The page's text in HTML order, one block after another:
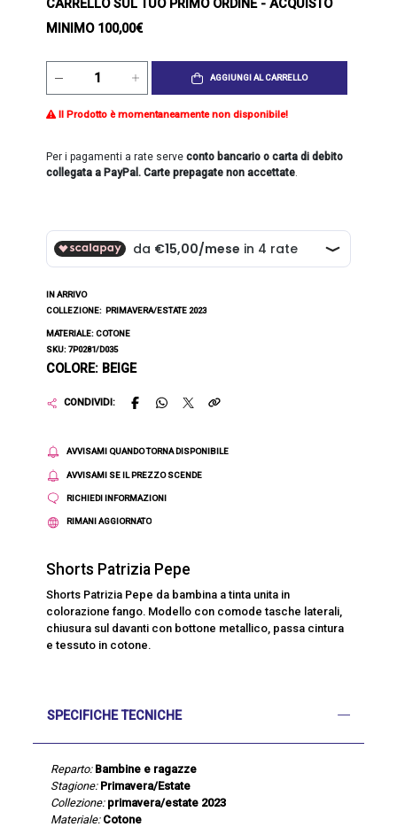
CARRELLO SUL TUO PRIMO ORDINE - ACQUISTO
MINIMO 100,00€
AGGIUNGI AL CARRELLO
Il Prodotto è momentaneamente non disponibile!
Per i pagamenti a rate serveconto bancario o carta di debito
collegata a PayPal. Carte prepagate non accettate.
IN ARRIVO
COLLEZIONE: PRIMAVERA/ESTATE 2023
MATERIALE: COTONE
SKU: 7P0281/D035
COLORE: BEIGE
CONDIVIDI:
AVVISAMI QUANDO TORNA DISPONIBILE
AVVISAMI SE IL PREZZO SCENDE
RICHIEDI INFORMAZIONI
RIMANI AGGIORNATO
Shorts Patrizia Pepe
Shorts Patrizia Pepe da bambina a tinta unita in
colorazione fango. Modello con comode tasche laterali,
chiusura sul davanti con bottone metallico, passa cintura
e tessuto in cotone.
SPECIFICHE TECNICHE
Reparto: Bambine e ragazze
Stagione: Primavera/Estate
Collezione: primavera/estate 2023
Materiale: Cotone